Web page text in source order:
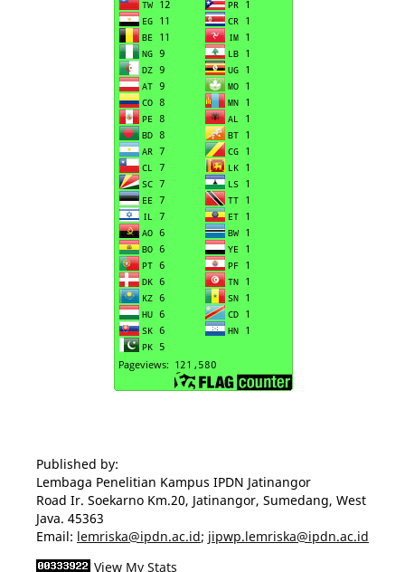
Published by:
Lembaga Penelitian Kampus IPDN Jatinangor
Road Ir. Soekarno Km.20, Jatinangor, Sumedang, West
Java. 45363
Email: lemriska@ipdn.ac.id; jipwp.lemriska@ipdn.ac.id
View My Stats